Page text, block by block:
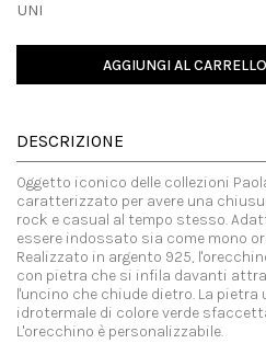
UNI
AGGIUNGI AL CARRELLO
DESCRIZIONE
Oggetto iconico delle collezioni
caratterizzato per avere una
rock e casual al tempo stesso.
essere indossato sia come mono
Realizzato in argento 925,
con pietra che si infila davanti
l'uncino che chiude dietro. La
idrotermale di colore verde
L'orecchino è personalizzabile.